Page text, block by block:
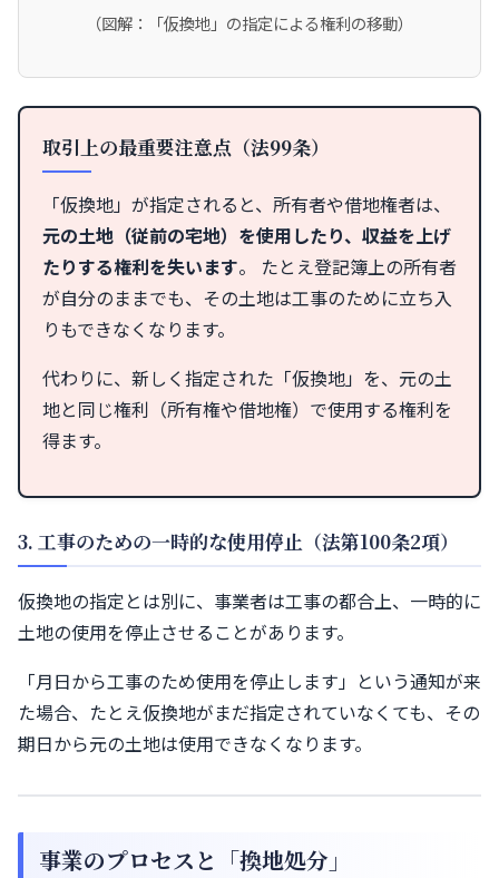
（図解：「仮換地」の指定による権利の移動）
取引上の最重要注意点（法99条）
「仮換地」が指定されると、所有者や借地権者は、
元の土地（従前の宅地）を使用したり、収益を上げ
たりする権利を失います。 たとえ登記簿上の所有者
が自分のままでも、その土地は工事のために立ち入
りもできなくなります。
代わりに、新しく指定された「仮換地」を、元の土
地と同じ権利（所有権や借地権）で使用する権利を
得ます。
3. 工事のための一時的な使用停止（法第100条2項）
仮換地の指定とは別に、事業者は工事の都合上、一時的に
土地の使用を停止させることがあります。
「月日から工事のため使用を停止します」という通知が来
た場合、たとえ仮換地がまだ指定されていなくても、その
期日から元の土地は使用できなくなります。
事業のプロセスと「換地処分」